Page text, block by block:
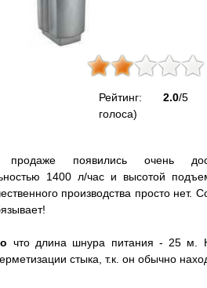
Рейтинг: 2.0/5
голоса)
появились очень
1400 л/час и высотой
производства просто нет.
что длина шнура питания - 25 м.
стыка, т.к. он обычно